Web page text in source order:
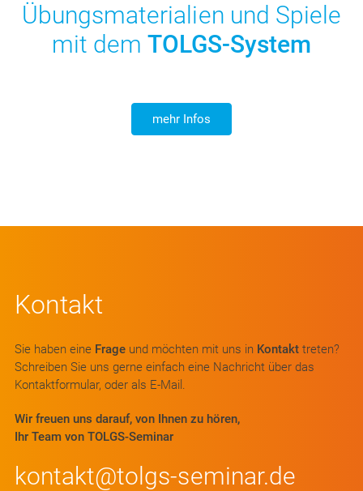
Übungsmaterialien und Spiele
mit dem TOLGS-System
mehr Infos
Kontakt
Sie haben eine Frageund möchten mit uns in Kontakttreten?
Schreiben Sie uns gerne einfach eine Nachricht über das
Kontaktformular, oder als E-Mail.
Wir freuen uns darauf, von Ihnen zu hören,
Ihr Team von TOLGS-Seminar
kontakt@tolgs-seminar.de